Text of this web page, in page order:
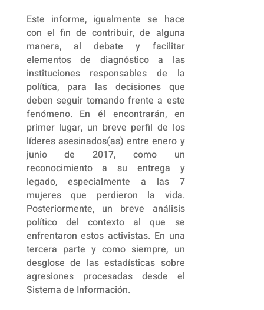
Este informe, igualmente se hace
con el fin de contribuir, de alguna
manera, al debate y facilitar
elementos de diagnóstico a las
instituciones responsables de la
política, para las decisiones que
deben seguir tomando frente a este
fenómeno. En él encontrarán, en
primer lugar, un breve perfil de los
líderes asesinados(as) entre enero y
junio de 2017, como un
reconocimiento a su entrega y
legado, especialmente a las 7
mujeres que perdieron la vida.
Posteriormente, un breve análisis
político del contexto al que se
enfrentaron estos activistas. En una
tercera parte y como siempre, un
desglose de las estadísticas sobre
agresiones procesadas desde el
Sistema de Información.